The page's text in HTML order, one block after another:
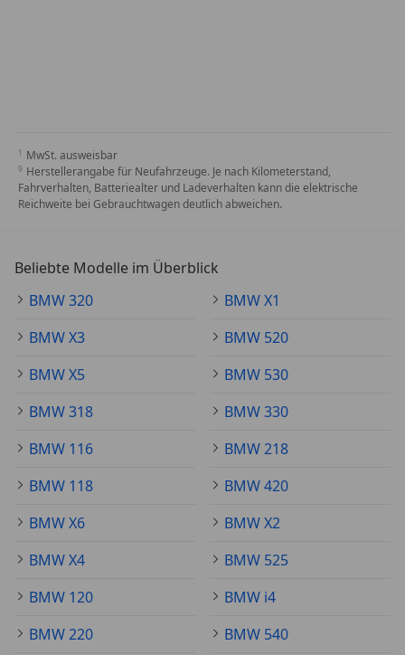
MwSt. ausweisbar
Herstellerangabe für Neufahrzeuge. Je nach Kilometerstand,
Fahrverhalten, Batteriealter und Ladeverhalten kann die elektrische
Reichweite bei Gebrauchtwagen deutlich abweichen.
Beliebte Modelle im Überblick
BMW 320
BMW X1
BMW X3
BMW 520
BMW X5
BMW 530
BMW 318
BMW 330
BMW 116
BMW 218
BMW 118
BMW 420
BMW X6
BMW X2
BMW X4
BMW 525
BMW 120
BMW i4
BMW 220
BMW 540